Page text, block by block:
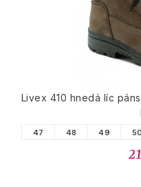
Livex 410 hnedá líc
47 48 49 50